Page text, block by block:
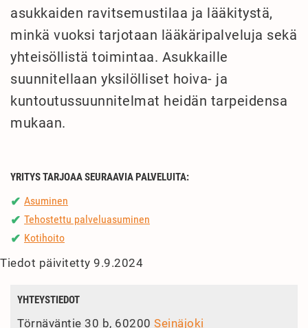
asukkaiden ravitsemustilaa ja lääkitystä,
minkä vuoksi tarjotaan lääkäripalveluja sekä
yhteisöllistä toimintaa. Asukkaille
suunnitellaan yksilölliset hoiva- ja
kuntoutussuunnitelmat heidän tarpeidensa
mukaan.
YRITYS TARJOAA SEURAAVIA PALVELUITA:
✔ Asuminen
✔ Tehostettu palveluasuminen
✔ Kotihoito
Tiedot päivitetty 9.9.2024
YHTEYSTIEDOT
Törnäväntie 30 b, 60200 Seinäjoki